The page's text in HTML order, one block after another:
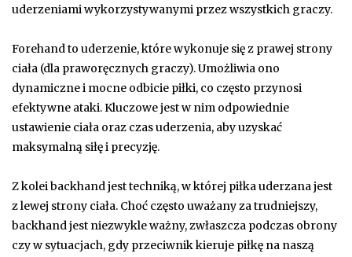
uderzeniami wykorzystywanymi przez wszystkich graczy.
Forehand to uderzenie, które wykonuje się z prawej strony
ciała (dla praworęcznych graczy). Umożliwia ono
dynamiczne i mocne odbicie piłki, co często przynosi
efektywne ataki. Kluczowe jest w nim odpowiednie
ustawienie ciała oraz czas uderzenia, aby uzyskać
maksymalną siłę i precyzję.
Z kolei backhand jest techniką, w której piłka uderzana jest
z lewej strony ciała. Choć często uważany za trudniejszy,
backhand jest niezwykle ważny, zwłaszcza podczas obrony
czy w sytuacjach, gdy przeciwnik kieruje piłkę na naszą